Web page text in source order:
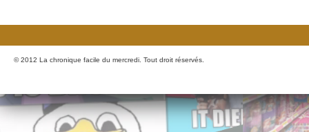
© 2012 La chronique facile du mercredi. Tout droit réservés.